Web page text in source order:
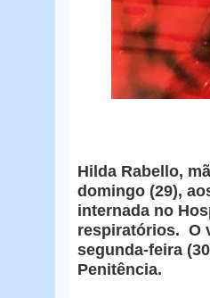
Hilda Rabello,
domingo (29),
internada no
respiratórios. O
segunda-feira
Penitência.